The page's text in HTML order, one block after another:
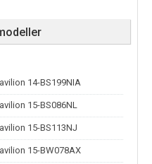
14-BS199NIA
15-BS086NL
15-BS113NJ
15-BW078AX